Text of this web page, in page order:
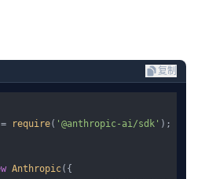
复制
require( '@anthropic-ai/sdk' );
Anthropic({